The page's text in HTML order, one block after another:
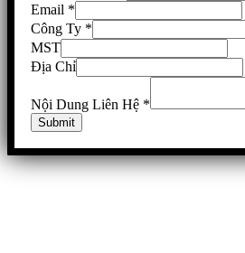
Email *
Công Ty *
MST
Địa Chỉ
Nội Dung Liên Hệ *
Submit